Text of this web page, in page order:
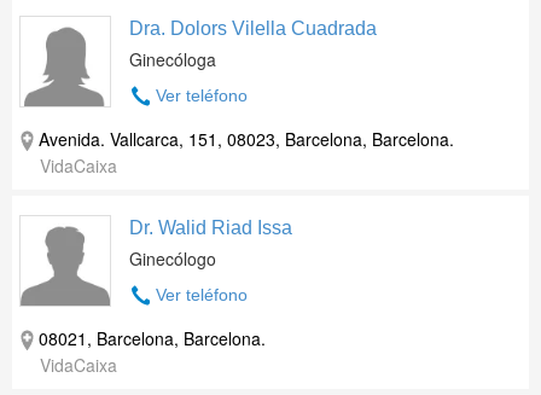
Dra. Dolors Vilella Cuadrada
Ginecóloga
Ver teléfono
Avenida. Vallcarca, 151, 08023, Barcelona, Barcelona.
VidaCaixa
Dr. Walid Riad Issa
Ginecólogo
Ver teléfono
08021, Barcelona, Barcelona.
VidaCaixa